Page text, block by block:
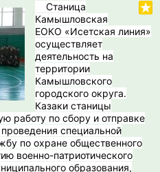
Станица
Камышловская
ЕОКО «Исетская линия»
осуществляет
деятельность на
территории
Камышловского
городского округа.
Казаки станицы
работу по сбору и отправке
специальной
по охране общественного
военно-патриотического
образования,